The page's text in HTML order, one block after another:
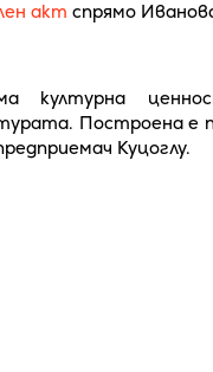
акт спрямо
културна
Построена е
Куцоглу.